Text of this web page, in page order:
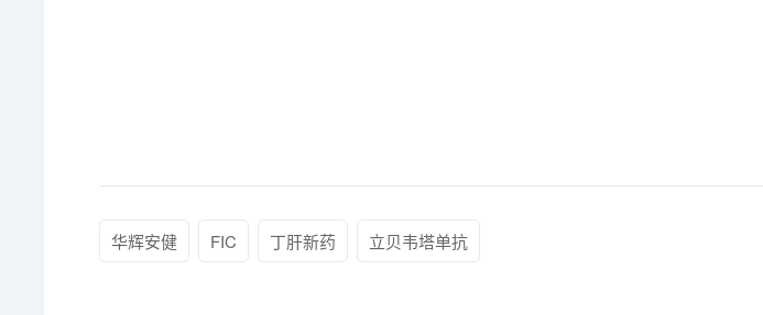
华辉安健 FIC 丁肝新药 立贝韦塔单抗